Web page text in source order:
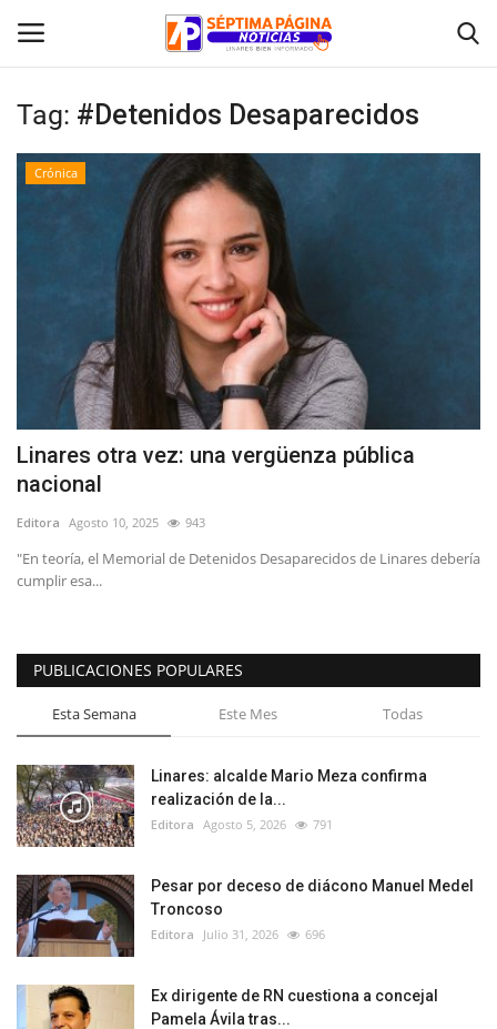
Inicio
Deporte
Política
Espectáculos
Tag: #Detenidos Desaparecidos
Crónica
Linares otra vez: una vergüenza pública
nacional
Editora Agosto 10, 2025 943
"En teoría, el Memorial de Detenidos Desaparecidos de Linares debería
cumplir esa...
PUBLICACIONES POPULARES
Esta Semana Este Mes Todas
Linares: alcalde Mario Meza confirma
realización de la...
Editora Agosto 5, 2026 791
Pesar por deceso de diácono Manuel Medel
Troncoso
Editora Julio 31, 2026 696
Ex dirigente de RN cuestiona a concejal
Pamela Ávila tras...